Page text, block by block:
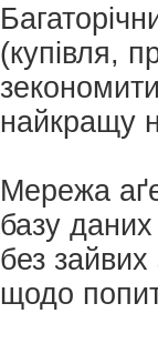
(купівля,
найкращу
Мережа
базу
без зайвих
щодо